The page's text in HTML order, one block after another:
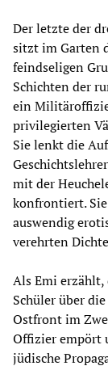
Der letzte der
sitzt im Garten
feindseligen
Schichten der
ein
privilegierten
Sie lenkt die
mit der
konfrontiert.
auswendig
verehrten
Als Emi erzählt,
Schüler über
Ostfront im
Offizier empört
jüdische